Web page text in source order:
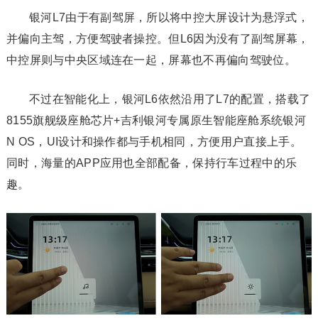
银河L7由于有副驾屏，所以将中控大屏设计为悬浮式，
并偏向主驾，方便驾驶者操控。但L6因为没有了副驾屏幕，
中控屏则与中央区域连在一起，屏幕也不再偏向驾驶位。
不过在智能化上，银河L6依然沿用了L7的配置，搭载了
8155旗舰级座舱芯片+吉利银河专属原生智能座舱系统银河
N OS，UI设计和操作都与手机相同，方便用户直接上手。
同时，海量的APP应用也全部配备，保持行车过程中的乐
趣。